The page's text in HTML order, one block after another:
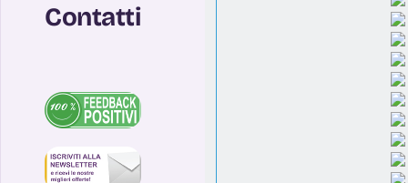
Contatti